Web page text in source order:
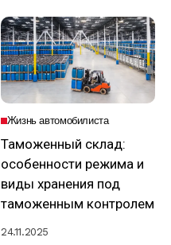
Жизнь автомобилиста
Таможенный склад:
особенности режима и
виды хранения под
таможенным контролем
24.11.2025